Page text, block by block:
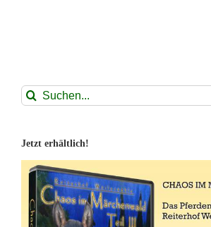
Suche
nach:
Jetzt erhältlich!